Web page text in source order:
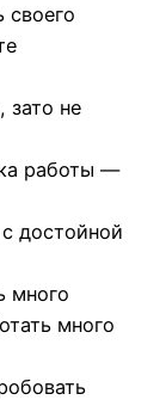
своего
зато не
работы —
достойной
много
много